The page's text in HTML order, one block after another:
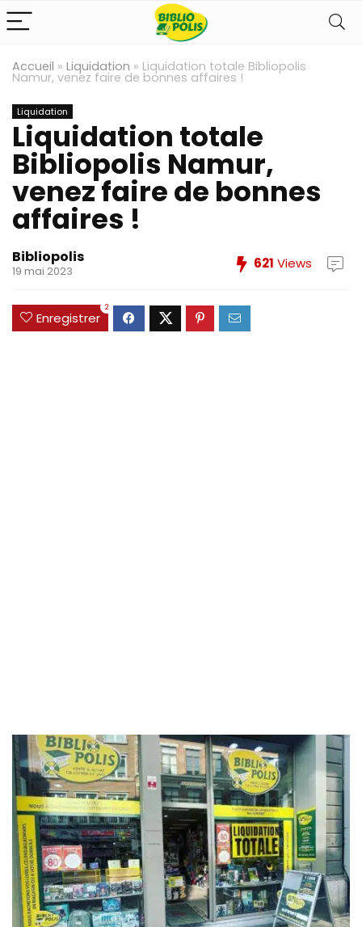
Accueil » Liquidation » Liquidation totale Bibliopolis
Namur, venez faire de bonnes affaires !
Liquidation
Liquidation totale
Bibliopolis Namur,
venez faire de bonnes
affaires !
Bibliopolis
19 mai 2023 621 Views
Enregistrer
2